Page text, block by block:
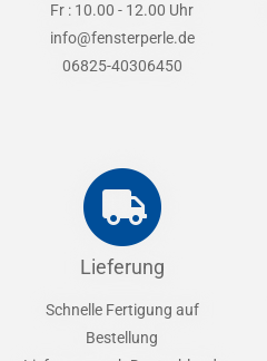
Fr : 10.00 - 12.00 Uhr
info@fensterperle.de
06825-40306450
Lieferung
Schnelle Fertigung auf
Bestellung